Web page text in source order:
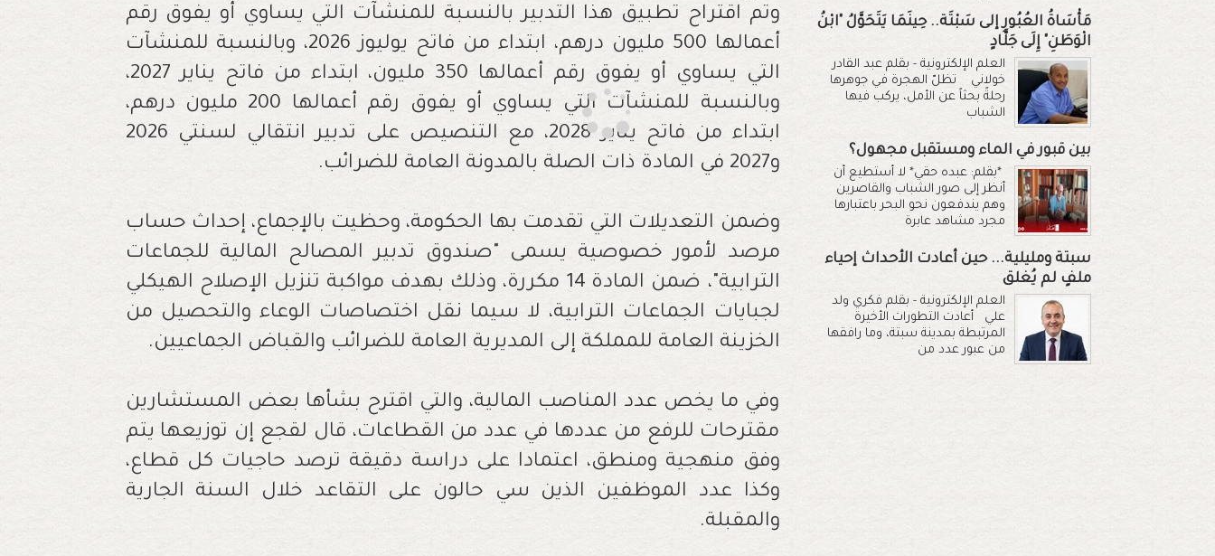
وتم اقتراح تطبيق هذا التدبير بالنسبة للمنشآت التي يساوي أو يفوق رقم
أعمالها 500 مليون درهم، ابتداء من فاتح يوليوز 2026، وبالنسبة للمنشآت
التي يساوي أو يفوق رقم أعمالها 350 مليون، ابتداء من فاتح يناير 2027،
وبالنسبة للمنشآت التي يساوي أو يفوق رقم أعمالها 200 مليون درهم،
ابتداء من فاتح يناير 2028، مع التنصيص على تدبير انتقالي لسنتي 2026
و2027 في المادة ذات الصلة بالمدونة العامة للضرائب.
وضمن التعديلات التي تقدمت بها الحكومة، وحظيت بالإجماع، إحداث حساب
مرصد لأمور خصوصية يسمى "صندوق تدبير المصالح المالية للجماعات
الترابية"، ضمن المادة 14 مكررة، وذلك بهدف مواكبة تنزيل الإصلاح الهيكلي
لجبايات الجماعات الترابية، لا سيما نقل اختصاصات الوعاء والتحصيل من
الخزينة العامة للمملكة إلى المديرية العامة للضرائب والقباض الجماعيين.
وفي ما يخص عدد المناصب المالية، والتي اقترح بشأها بعض المستشارين
مقترحات للرفع من عددها في عدد من القطاعات، قال لقجع إن توزيعها يتم
وفق منهجية ومنطق، اعتمادا على دراسة دقيقة ترصد حاجيات كل قطاع،
وكذا عدد الموظفين الذين سي حالون على التقاعد خلال السنة الجارية
والمقبلة.
مَأْسَاةُ العُبُورِ إلى سَبْتَة.. حِينَمَا يَتَحَوَّلُ "ابْنُ
الْوَطَنِ" إِلَى جَلَّادٍ
العلم الإلكترونية - بقلم عبد القادر
خولاني تظلّ الهجرة في جوهرها
رحلةً بحثاً عن الأمل، يركب فيها
الشباب
بين قبور في الماء ومستقبل مجهول؟
*بقلم: عبده حقي* لا أستطيع أن
أنظر إلى صور الشباب والقاصرين
وهم يندفعون نحو البحر باعتبارها
مجرد مشاهد عابرة
سبتة ومليلية... حين أعادت الأحداث إحياء
ملفٍ لم يُغلق
العلم الإلكترونية - بقلم فكري ولد
علي أعادت التطورات الأخيرة
المرتبطة بمدينة سبتة، وما رافقها
من عبور عدد من